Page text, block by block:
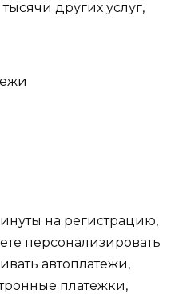
других услуг,
на регистрацию,
персонализировать
автоплатежи,
платежки,